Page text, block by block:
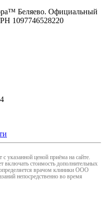
Беляево. Официальный
1097746528220
с указанной ценой приёма на сайте.
включать стоимость дополнительных
врачом клиники ООО
непосредственно во время